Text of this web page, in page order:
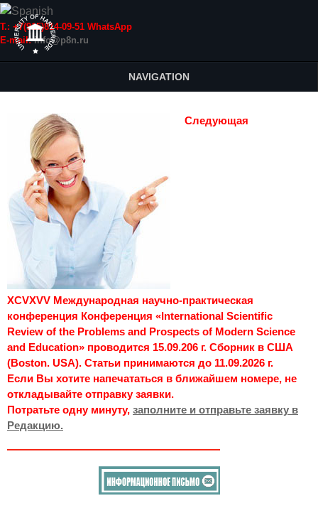
Т.: +7(915)814-09-51 WhatsApp
E-mail:info@p8n.ru
NAVIGATION
Следующая
XCVXVV Международная научно-практическая
конференция Конференция «International Scientific
Review of the Problems and Prospects of Modern Science
and Education» проводится 15.09.206 г. Сборник в США
(Boston. USA). Статьи принимаются до 11.09.2026 г.
Если Вы хотите напечататься в ближайшем номере, не
откладывайте отправку заявки.
Потратьте одну минуту, заполните и отправьте заявку в
Редакцию.